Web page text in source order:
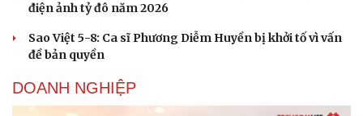
điện ảnh tỷ đô năm 2026
Sao Việt 5-8: Ca sĩ Phương Diễm Huyền bị khởi tố vì vấn
đề bản quyền
DOANH NGHIỆP